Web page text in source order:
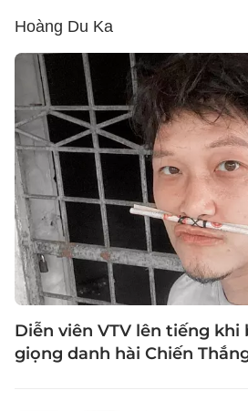
Hoàng Du Ka
Diễn viên VTV lên tiếng
giọng danh hài Chiến